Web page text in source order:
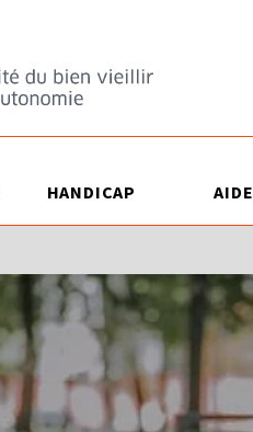
HANDICAP